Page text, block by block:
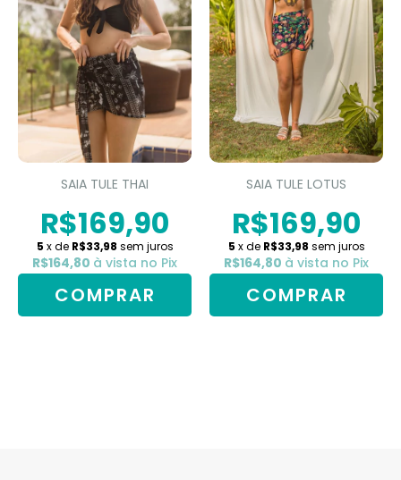
SAIA TULE THAI
R$169,90
5 x de R$33,98 sem juros
R$164,80 à vista no Pix
COMPRAR
SAIA TULE LOTUS
R$169,90
5 x de R$33,98 sem juros
R$164,80 à vista no Pix
COMPRAR